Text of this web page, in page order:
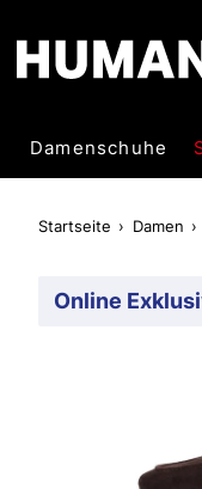
Damenschuhe
Startseite Damen
Online